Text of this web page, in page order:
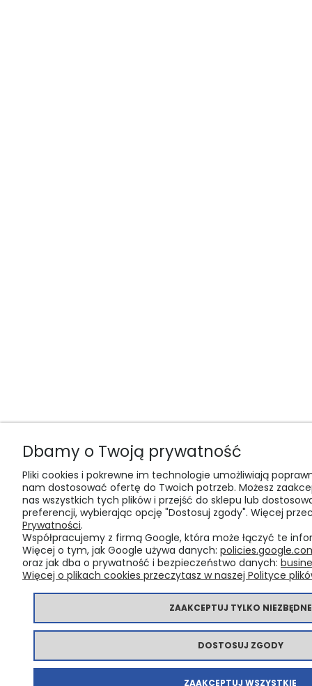
Dbamy o Twoją prywatność
Pliki cookies i pokrewne im technologie umożliwiają
nam dostosować ofertę do Twoich potrzeb. Możesz
nas wszystkich tych plików i przejść do sklepu lub
preferencji, wybierając opcję "Dostosuj zgody". Więcej
Prywatności.
Współpracujemy z firmą Google, która może łączyć te
Więcej o tym, jak Google używa danych:
oraz jak dba o prywatność i bezpieczeństwo danych:
Więcej o plikach cookies przeczytasz w naszej Polityce
ZAAKCEPTUJ TYLKO NIEZBĘDNE
DOSTOSUJ ZGODY
ZAAKCEPTUJ WSZYSTKIE